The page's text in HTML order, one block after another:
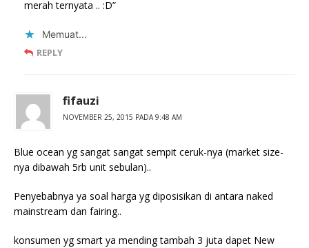
merah ternyata .. :D”
Memuat...
REPLY
fifauzi
NOVEMBER 25, 2015 PADA 9:48 AM
Blue ocean yg sangat sangat sempit ceruk-nya (market size-
nya dibawah 5rb unit sebulan)..
Penyebabnya ya soal harga yg diposisikan di antara naked
mainstream dan fairing..
konsumen yg smart ya mending tambah 3 juta dapet New